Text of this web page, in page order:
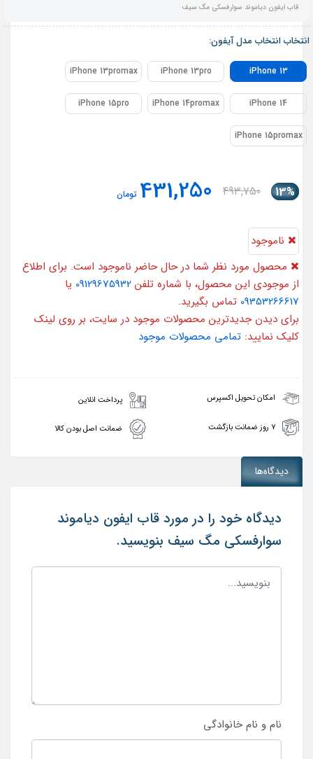
قاب ایفون دیاموند سوارفسکی مگ سیف
انتخاب انتخاب مدل آیفون:
iPhone 13
iPhone 13pro
iPhone 13promax
iPhone 14
iPhone 14promax
iPhone 15pro
iPhone 15promax
13%
493,750
431,250 تومان
ناموجود
محصول مورد نظر شما در حال حاضر ناموجود است. برای اطلاع
از موجودی این محصول، با شماره تلفن 09129675932 یا
09353266617 تماس بگیرید.
برای دیدن جدیدترین محصولات موجود در سایت، بر روی لینک
کلیک نمایید: تمامی محصولات موجود
امکان تحویل اکسپرس پرداخت انلاین
۷ روز ضمانت بازگشت ضمانت اصل بودن کالا
دیدگاه‌ها
دیدگاه خود را در مورد قاب ایفون دیاموند
سوارفسکی مگ سیف بنویسید.
نام و نام خانوادگی